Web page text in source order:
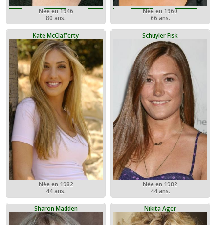
Née en 1946
80 ans.
Née en 1960
66 ans.
Kate McClafferty
Née en 1982
44 ans.
Schuyler Fisk
Née en 1982
44 ans.
Sharon Madden Nikita Ager